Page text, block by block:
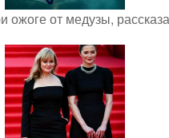
ожоге от медузы,